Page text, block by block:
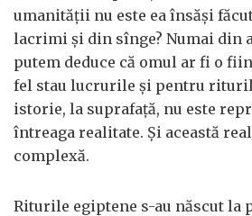
umanităţii nu este ea însăşi
lacrimi şi din sînge? Numai din
putem deduce că omul ar fi o
fel stau lucrurile şi pentru
istorie, la suprafaţă, nu este
întreaga realitate. Şi această
complexă.
Riturile egiptene s-au născut la